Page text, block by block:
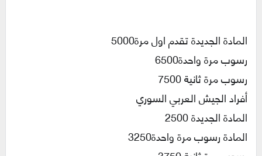
المادة الجديدة تقدم اول مرة5000
رسوب مرة واحدة6500
رسوب مرة ثانية 7500
أفراد الجيش العربي السوري
المادة الجديدة 2500
المادة رسوب مرة واحدة3250